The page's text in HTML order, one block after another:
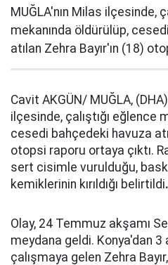
MUĞLA'nın Milas ilçesinde,
mekanında öldürülüp,
atılan Zehra Bayır'ın (18)
Cavit AKGÜN/ MUĞLA,
ilçesinde, çalıştığı eğlence
cesedi bahçedeki havuza
otopsi raporu ortaya çıktı.
sert cisimle vurulduğu,
kemiklerinin kırıldığı belirtildi.
Olay, 24 Temmuz akşamı
meydana geldi. Konya'dan
çalışmaya gelen Zehra